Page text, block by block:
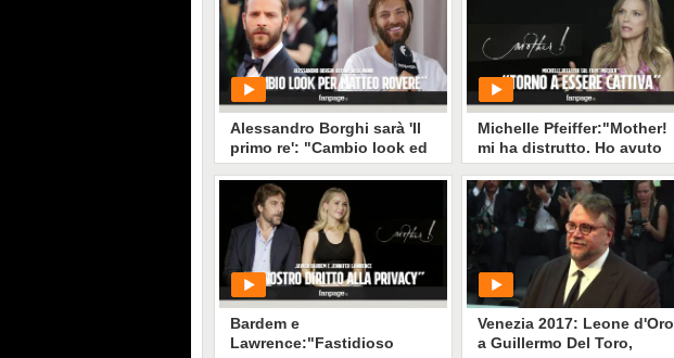
Alessandro Borghi sarà 'Il
primo re': "Cambio look ed
extension per il nuovo film
di Matteo Rovere”
PLAY
319329• diEva Carducci
Bardem e
Lawrence:"Fastidioso
Michelle Pfeiffer:"Mother!
mi ha distrutto. Ho avuto
una reazione isterica”
PLAY
304506 • diEva Carducci
Venezia 2017: Leone d'Oro
a Guillermo Del Toro,